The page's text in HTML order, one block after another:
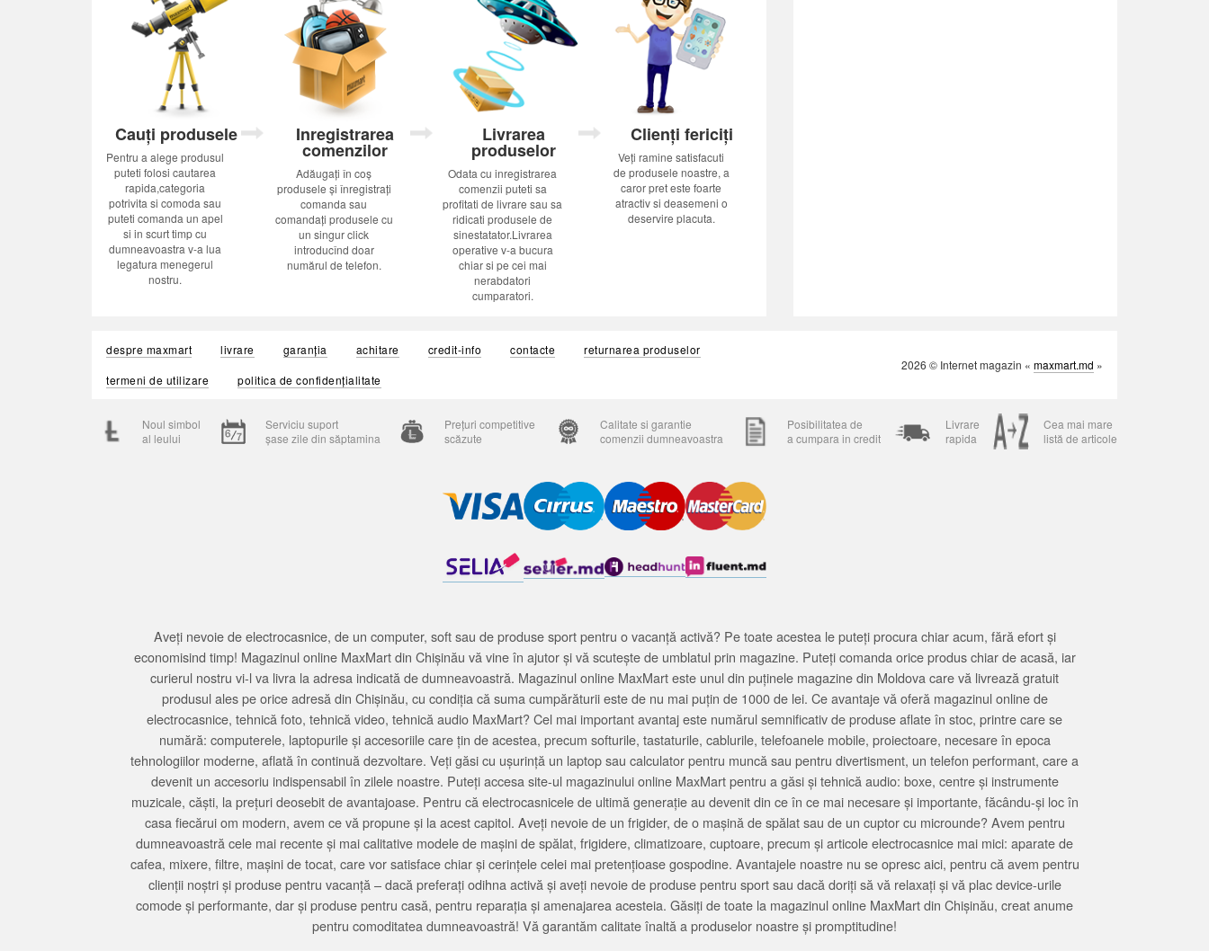
Cauți produsele
Pentru a alege produsul
puteti folosi cautarea
rapida,categoria
potrivita si comoda sau
puteti comanda un apel
si in scurt timp cu
dumneavoastra v-a lua
legatura menegerul
nostru.
Inregistrarea
comenzilor
Adăugați în coș
produsele și înregistrați
comanda sau
comandați produsele cu
un singur click
introducînd doar
numărul de telefon.
Livrarea
produselor
Odata cu inregistrarea
comenzii puteti sa
profitati de livrare sau sa
ridicati produsele de
sinestatator.Livrarea
operative v-a bucura
chiar si pe cei mai
nerabdatori
cumparatori.
Clienți fericiți
Veți ramine satisfacuti
de produsele noastre, a
caror pret este foarte
atractiv si deasemeni o
deservire placuta.
despre maxmart livrare garanția achitare credit-info contacte
returnarea produselor
termeni de utilizare
politica de confidențialitate
2026 © Internet magazin « maxmart.md »
Noul simbol
al leului
Serviciu suport
șase zile din săptamina
Prețuri competitive
scăzute
Calitate si garantie
comenzii dumneavoastra
Posibilitatea de
a cumpara in credit
Livrare
rapida
Cea mai mare
listă de articole
Aveți nevoie de electrocasnice, de un computer, soft sau de produse sport pentru o vacanță activă? Pe toate acestea le puteți procura chiar acum, fără efort și
economisind timp! Magazinul online MaxMart din Chișinău vă vine în ajutor și vă scutește de umblatul prin magazine. Puteți comanda orice produs chiar de acasă, iar
curierul nostru vi-l va livra la adresa indicată de dumneavoastră. Magazinul online MaxMart este unul din puținele magazine din Moldova care vă livrează gratuit
produsul ales pe orice adresă din Chișinău, cu condiția că suma cumpărăturii este de nu mai puțin de 1000 de lei. Ce avantaje vă oferă magazinul online de
electrocasnice, tehnică foto, tehnică video, tehnică audio MaxMart? Cel mai important avantaj este numărul semnificativ de produse aflate în stoc, printre care se
numără: computerele, laptopurile și accesoriile care țin de acestea, precum softurile, tastaturile, cablurile, telefoanele mobile, proiectoare, necesare în epoca
tehnologiilor moderne, aflată în continuă dezvoltare. Veți găsi cu ușurință un laptop sau calculator pentru muncă sau pentru divertisment, un telefon performant, care a
devenit un accesoriu indispensabil în zilele noastre. Puteți accesa site-ul magazinului online MaxMart pentru a găsi și tehnică audio: boxe, centre și instrumente
muzicale, căști, la prețuri deosebit de avantajoase. Pentru că electrocasnicele de ultimă generație au devenit din ce în ce mai necesare și importante, făcându-și loc în
casa fiecărui om modern, avem ce vă propune și la acest capitol. Aveți nevoie de un frigider, de o mașină de spălat sau de un cuptor cu microunde? Avem pentru
dumneavoastră cele mai recente și mai calitative modele de mașini de spălat, frigidere, climatizoare, cuptoare, precum și articole electrocasnice mai mici: aparate de
cafea, mixere, filtre, mașini de tocat, care vor satisface chiar și cerințele celei mai pretențioase gospodine. Avantajele noastre nu se opresc aici, pentru că avem pentru
clienții noștri și produse pentru vacanță – dacă preferați odihna activă și aveți nevoie de produse pentru sport sau dacă doriți să vă relaxați și vă plac device-urile
comode și performante, dar și produse pentru casă, pentru reparația și amenajarea acesteia. Găsiți de toate la magazinul online MaxMart din Chișinău, creat anume
pentru comoditatea dumneavoastră! Vă garantăm calitate înaltă a produselor noastre și promptitudine!